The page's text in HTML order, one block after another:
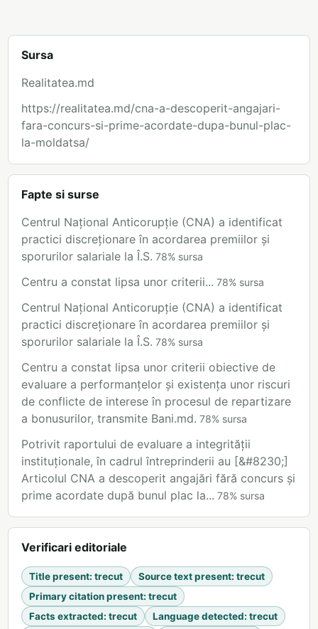
Sursa
Realitatea.md
https://realitatea.md/cna-a-descoperit-angajari-
fara-concurs-si-prime-acordate-dupa-bunul-plac-
la-moldatsa/
Fapte si surse
Centrul Național Anticorupție (CNA) a identificat
practici discreționare în acordarea premiilor și
sporurilor salariale la Î.S. 78% sursa
Centru a constat lipsa unor criterii... 78% sursa
Centrul Național Anticorupție (CNA) a identificat
practici discreționare în acordarea premiilor și
sporurilor salariale la Î.S. 78% sursa
Centru a constat lipsa unor criterii obiective de
evaluare a performanțelor și existența unor riscuri
de conflicte de interese în procesul de repartizare
a bonusurilor, transmite Bani.md. 78% sursa
Potrivit raportului de evaluare a integrității
instituționale, în cadrul întreprinderii au [&#8230;]
Articolul CNA a descoperit angajări fără concurs și
prime acordate după bunul plac la... 78% sursa
Verificari editoriale
Title present: trecut Source text present: trecut
Primary citation present: trecut
Facts extracted: trecut Language detected: trecut